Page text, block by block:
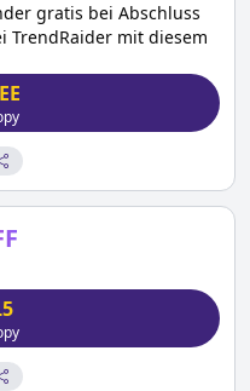
gratis bei Abschluss
TrendRaider mit diesem